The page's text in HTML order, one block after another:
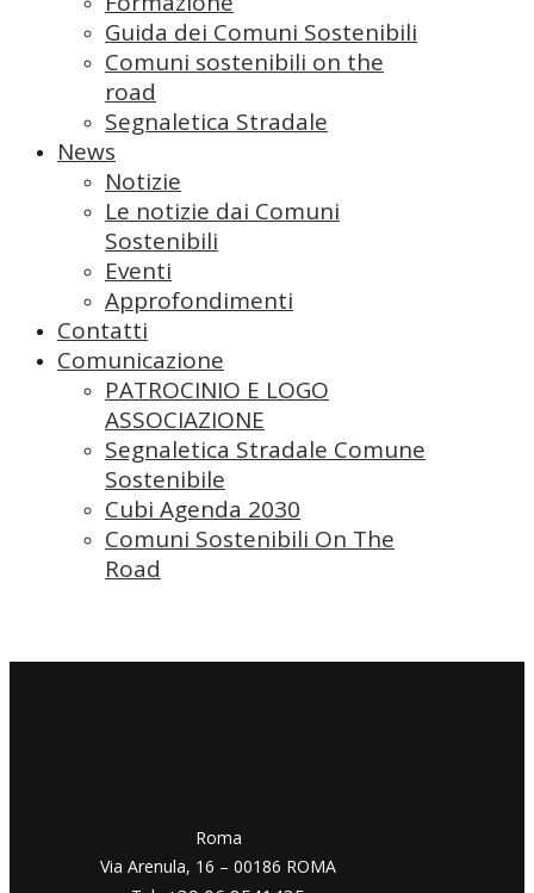
Guida dei Comuni Sostenibili
Comuni sostenibili on the
road
Segnaletica Stradale
News
Notizie
Le notizie dai Comuni
Sostenibili
Eventi
Approfondimenti
Contatti
Comunicazione
PATROCINIO E LOGO
ASSOCIAZIONE
Segnaletica Stradale Comune
Sostenibile
Cubi Agenda 2030
Comuni Sostenibili On The
Road
​​Roma
Via Arenula, 16 – 00186 ROMA